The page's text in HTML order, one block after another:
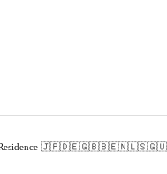
of Residence